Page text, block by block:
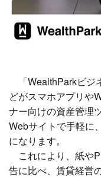
「WealthParkビジ
どがスマホアプリや
ナー向けの資産管理
Webサイトで手軽に
になります。
これにより、紙や
告に比べ、賃貸経営